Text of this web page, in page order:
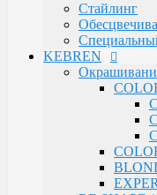
HYDRA
SAVE
CONCEPT
CURL
PROFY
ART OF
Fashion
INFINITY /
INFINITY
INFINITY
INFINITY
INFINITY
Стайлинг
KEBREN